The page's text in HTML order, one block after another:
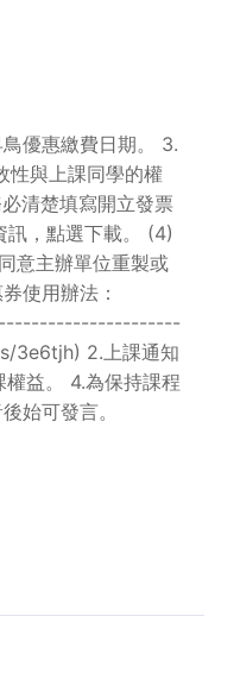
優惠繳費日期。 3.
性與上課同學的權
清楚填寫開立發票
訊，點選下載。 (4)
意主辦單位重製或
使用辦法：
3e6tjh) 2.上課通知
益。 4.為保持課程
始可發言。